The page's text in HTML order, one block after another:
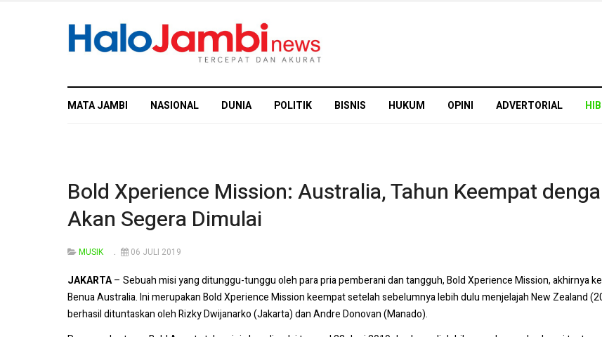
MATA JAMBI NASIONAL DUNIA POLITIK BISNIS HUKUM OPINI ADVERTORIAL
Bold Xperience Mission: Australia, Tahun Keempat
Akan Segera Dimulai
MUSIK 06 JULI 2019
JAKARTA– Sebuah misi yang ditunggu-tunggu oleh para pria pemberani dan tangguh, Bold Xperience Mission, akhirnya
Benua Australia. Ini merupakan Bold Xperience Mission keempat setelah sebelumnya lebih dulu menjelajah New Zealand
berhasil dituntaskan oleh Rizky Dwijanarko (Jakarta) dan Andre Donovan (Manado).